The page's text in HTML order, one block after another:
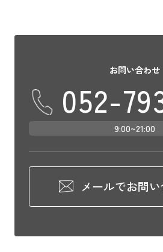
お問い合わせ
052-
9:00~21:00
メールでお問